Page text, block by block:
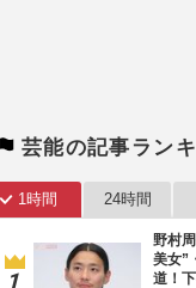
芸能の記事ラン
1時間 24時間
野村
美女”
道！